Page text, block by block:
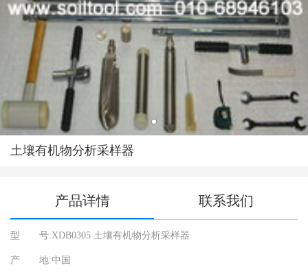
土壤有机物分析采样器
产品详情 联系我们
型 号:XDB0305 土壤有机物分析采样器
产 地:中国